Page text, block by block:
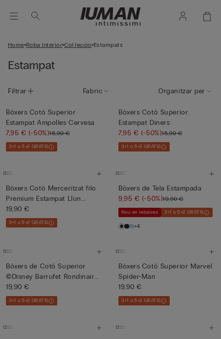
Home Roba Interior Col·lecció Estampats
Estampat
Filtrar Fabric Organitzar per
Bòxers Cotó Superior
Estampat Ampolles Cervesa
7,95 € (-50%)15,90 €
3+1 o 5+2 GRATIS
Bòxers Cotó Superior
Estampat Diners
7,95 € (-50%)15,90 €
3+1 o 5+2 GRATIS
Bòxers Cotó Merceritzat filo
Premium Estampat Llun...
19,90 €
3+1 o 5+2 GRATIS
Bòxers de Tela Estampada
9,95 € (-50%)19,90 €
Nou en rebaixes 3+1 o 5+2 GRATIS
+4
Bòxers de Cotó Superior
©Disney Barrufet Rondinair...
19,90 €
3+1 o 5+2 GRATIS
Bòxers Cotó Superior Marvel
Spider-Man
19,90 €
3+1 o 5+2 GRATIS